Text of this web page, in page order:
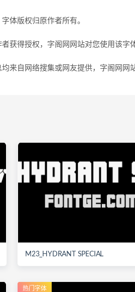
体版权归原作者所有。
获得授权，字阁网网站对您使用该字
来自网络搜集或网友提供，字阁网网
M23_HYDRANT SPECIAL
热门字体